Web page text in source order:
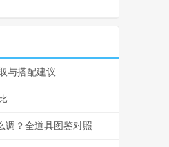
与搭配建议
调？全道具图鉴对照